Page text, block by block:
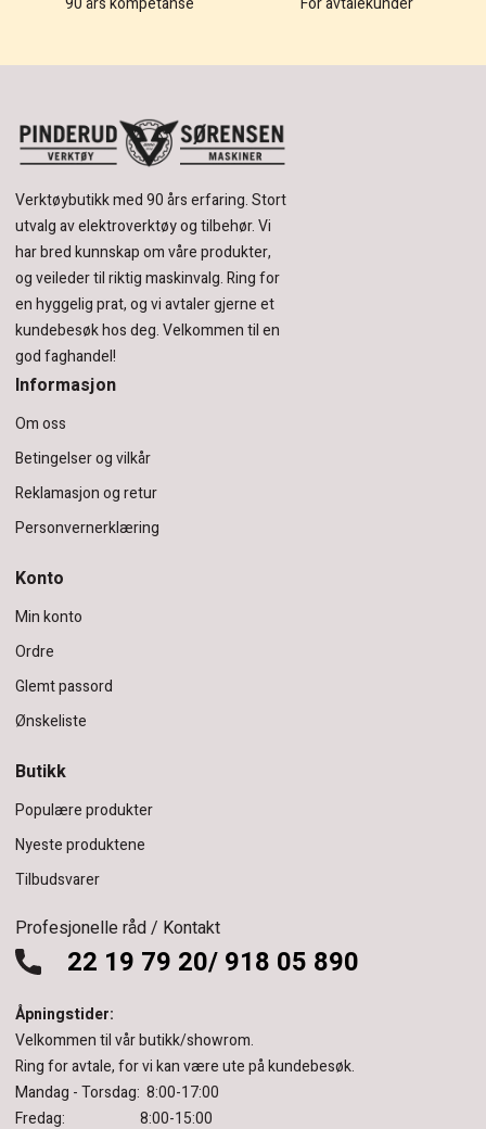
Verktøybutikk med 90 års erfaring.Stort
utvalg av elektroverktøy og tilbehør.Vi
har bred kunnskap om våre produkter,
og veileder til riktig maskinvalg. Ring for
en hyggelig prat, og vi avtaler gjerne et
kundebesøk hos deg.Velkommen til en
god faghandel!
Informasjon
Om oss
Betingelser og vilkår
Reklamasjon og retur
Personvernerklæring
Konto
Min konto
Ordre
Glemt passord
Ønskeliste
Butikk
Populære produkter
Nyeste produktene
Tilbudsvarer
Profesjonelle råd / Kontakt
22 19 79 20/ 918 05 890
Åpningstider:
Velkommen til vår butikk/showrom.
Ring for avtale, for vi kan være ute på kundebesøk.
Mandag - Torsdag: 8:00-17:00
Fredag: 8:00-15:00